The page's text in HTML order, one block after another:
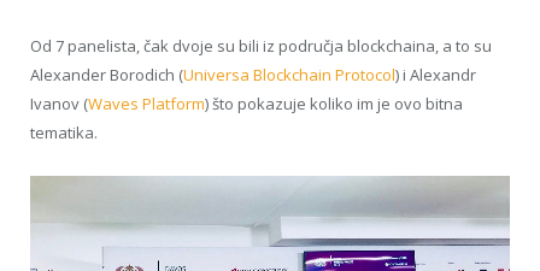
Od 7 panelista, čak dvoje su bili iz područja blockchaina, a to su
Alexander Borodich (Universa Blockchain Protocol) i Alexandr
Ivanov (Waves Platform) što pokazuje koliko im je ovo bitna
tematika.